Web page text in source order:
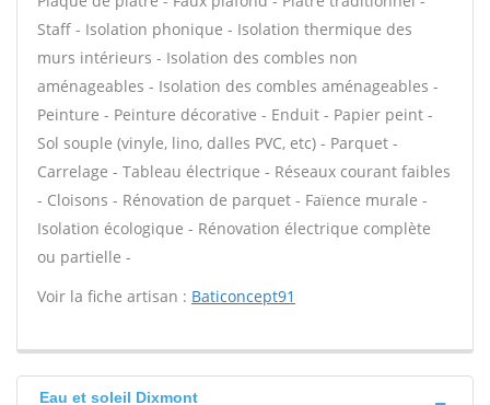
Staff - Isolation phonique - Isolation thermique des
murs intérieurs - Isolation des combles non
aménageables - Isolation des combles aménageables -
Peinture - Peinture décorative - Enduit - Papier peint -
Sol souple (vinyle, lino, dalles PVC, etc) - Parquet -
Carrelage - Tableau électrique - Réseaux courant faibles
- Cloisons - Rénovation de parquet - Faïence murale -
Isolation écologique - Rénovation électrique complète
ou partielle -
Voir la fiche artisan : Baticoncept91
Eau et soleil Dixmont